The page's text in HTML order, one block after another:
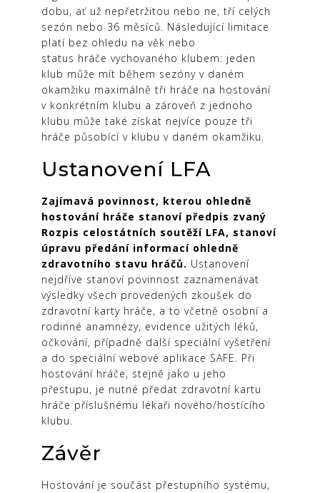
dobu, ať už nepřetržitou nebo ne, tří celých
sezón nebo 36 měsíců. Následující limitace
platí bez ohledu na věk nebo
status hráče vychovaného klubem: jeden
klub může mít během sezóny v daném
okamžiku maximálně tři hráče na hostování
v konkrétním klubu a zároveň z jednoho
klubu může také získat nejvíce pouze tři
hráče působící v klubu v daném okamžiku.
Ustanovení LFA
Zajímavá povinnost, kterou ohledně
hostování hráče stanoví předpis zvaný
Rozpis celostátních soutěží LFA, stanoví
úpravu předání informací ohledně
zdravotního stavu hráčů. Ustanovení
nejdříve stanoví povinnost zaznamenávat
výsledky všech provedených zkoušek do
zdravotní karty hráče, a to včetně osobní a
rodinné anamnézy, evidence užitých léků,
očkování, případně další speciální vyšetření
a do speciální webové aplikace SAFE. Při
hostování hráče, stejně jako u jeho
přestupu, je nutné předat zdravotní kartu
hráče příslušnému lékaři nového/hostícího
klubu.
Závěr
Hostování je součást přestupního systému,